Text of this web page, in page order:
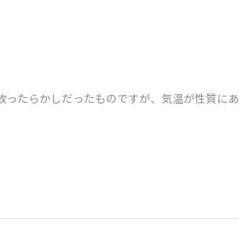
たらかしだったものですが、気温が性質にあ